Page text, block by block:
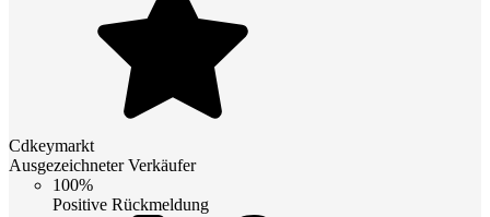
Cdkeymarkt
Ausgezeichneter Verkäufer
100%
Positive Rückmeldung